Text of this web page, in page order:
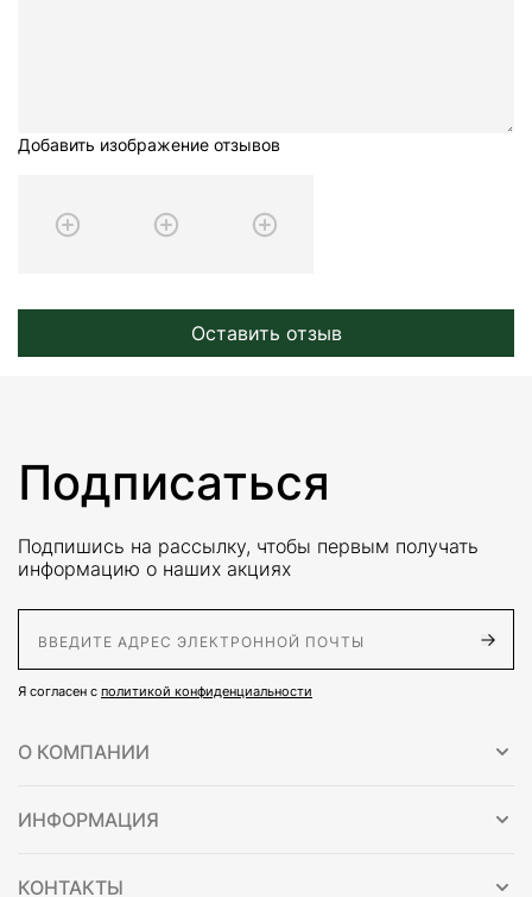
Добавить изображение отзывов
Оставить отзыв
Подписаться
Подпишись на рассылку, чтобы первым получать
информацию о наших акциях
Я согласен с политикой конфиденциальности
О КОМПАНИИ
ИНФОРМАЦИЯ
КОНТАКТЫ